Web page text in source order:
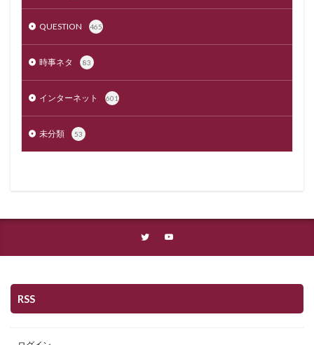
QUESTION 465
時事ネタ 83
インターネット 601
未分類 53
RSS